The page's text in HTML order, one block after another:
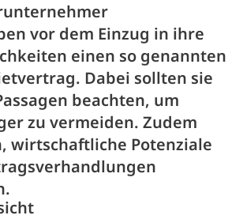
vor dem Einzug in ihre
einen so genannten
Dabei sollten sie
beachten, um
zu vermeiden. Zudem
wirtschaftliche Potenziale